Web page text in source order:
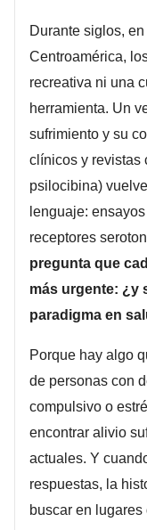
Durante siglos,
Centroamérica,
recreativa ni una
herramienta. Un
sufrimiento y su
clínicos y revistas
psilocibina)
lenguaje:
receptores
pregunta que
más urgente: ¿y
paradigma en
Porque hay algo
de personas con
compulsivo o
encontrar alivio
actuales. Y
respuestas, la
buscar en